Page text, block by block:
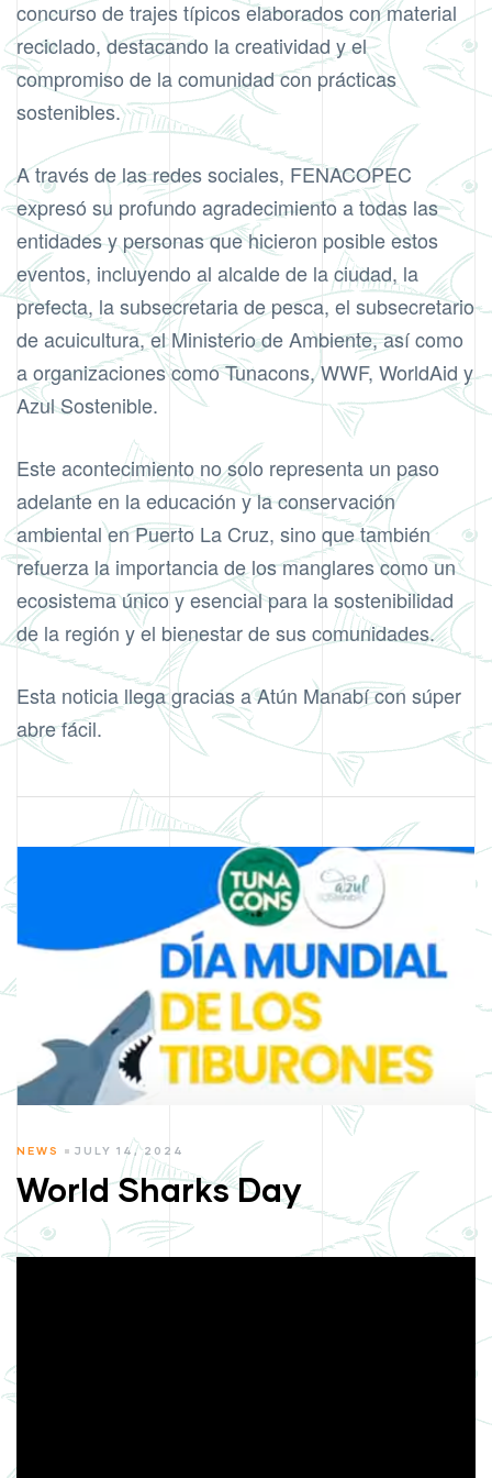
concurso de trajes típicos elaborados con material
reciclado, destacando la creatividad y el
compromiso de la comunidad con prácticas
sostenibles.
A través de las redes sociales, FENACOPEC
expresó su profundo agradecimiento a todas las
entidades y personas que hicieron posible estos
eventos, incluyendo al alcalde de la ciudad, la
prefecta, la subsecretaria de pesca, el subsecretario
de acuicultura, el Ministerio de Ambiente, así como
a organizaciones como Tunacons, WWF, WorldAid y
Azul Sostenible.
Este acontecimiento no solo representa un paso
adelante en la educación y la conservación
ambiental en Puerto La Cruz, sino que también
refuerza la importancia de los manglares como un
ecosistema único y esencial para la sostenibilidad
de la región y el bienestar de sus comunidades.
Esta noticia llega gracias a Atún Manabí con súper
abre fácil.
CATEGORIES
NEWS JULY 14, 2024
World Sharks Day